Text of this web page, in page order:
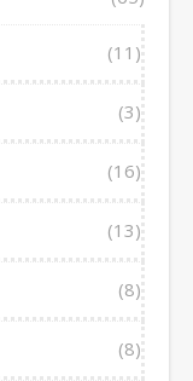
(11)
(3)
(16)
(13)
(8)
(8)